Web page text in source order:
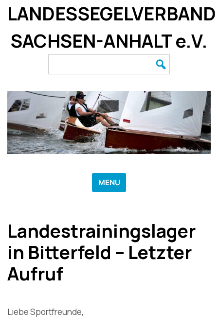
SkipLANDESSEGELVERBAND
SACHSEN-ANHALT e.V.
for:
MENU
Landestrainingslager
in Bitterfeld – Letzter
Aufruf
Liebe Sportfreunde,